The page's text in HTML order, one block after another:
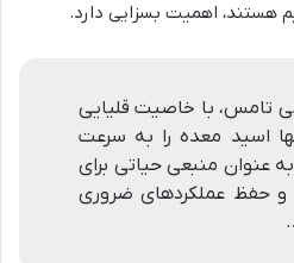
هستند، اهمیت بسزایی دارد.
تامس، با خاصیت قلیایی
اسید معده را به سرعت
عنوان منبعی حیاتی برای
و حفظ عملکردهای ضروری